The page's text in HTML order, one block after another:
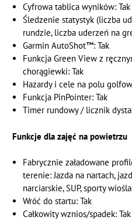
Cyfrowa tablica wyników: Tak
Śledzenie statystyk (liczba
rundzie, liczba uderzeń na
Garmin AutoShot™: Tak
Funkcja Green View z
chorągiewki: Tak
Hazardy i cele na polu
Funkcja PinPointer: Tak
Timer rundowy / licznik
Funkcje dla zajęć na powietrzu
Fabrycznie załadowane
terenie: Jazda na nartach,
narciarskie, SUP, sporty
Wróć do startu: Tak
Całkowity wznios/spadek: Tak